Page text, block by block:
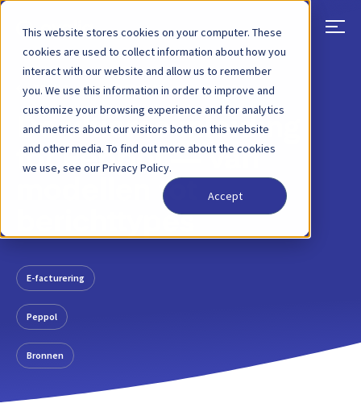
This website stores cookies on your computer. These
cookies are used to collect information about how you
interact with our website and allow us to remember
you. We use this information in order to improve and
customize your browsing experience and for analytics
and metrics about our visitors both on this website
and other media. To find out more about the cookies
we use, see our Privacy Policy.
Accept
TERUG BLOGBERICHT 9 JUNI 2022
De ultieme inleiding
tot Peppol — van
modellen tot
berichttypes
E-facturering
Peppol
Bronnen